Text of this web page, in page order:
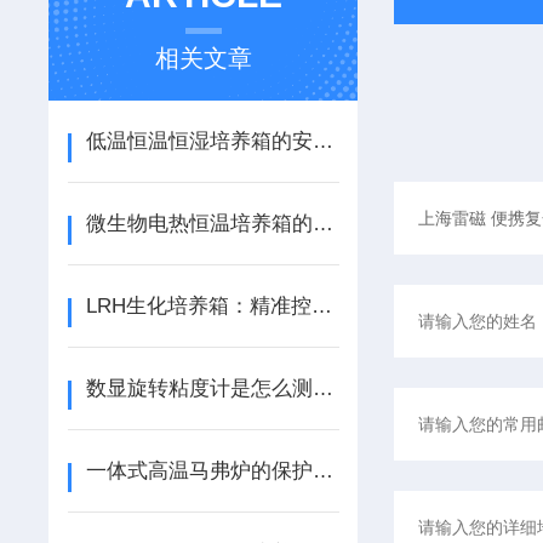
相关文章
低温恒温恒湿培养箱的安全使用指南
微生物电热恒温培养箱的操作注意事项是什么
LRH生化培养箱：精准控温抑菌，赋能多领域生化实验与样品培养
数显旋转粘度计是怎么测的？
一体式高温马弗炉的保护措施有哪些